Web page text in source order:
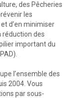
des Pêcheries
les
d’en minimiser
réduction des
important du
l’ensemble des
2004. Vous
par sous-